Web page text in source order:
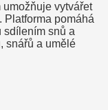
vytvářet
Platforma pomáhá
sdílením snů a
snářů a umělé